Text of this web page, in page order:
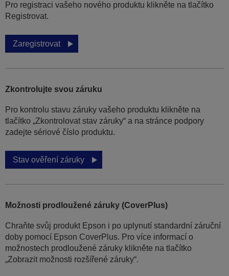
Pro registraci vašeho nového produktu klikněte na tlačítko
Registrovat.
Zaregistrovat
Zkontrolujte svou záruku
Pro kontrolu stavu záruky vašeho produktu klikněte na
tlačítko „Zkontrolovat stav záruky“ a na stránce podpory
zadejte sériové číslo produktu.
Stav ověření záruky
Možnosti prodloužené záruky (CoverPlus)
Chraňte svůj produkt Epson i po uplynutí standardní záruční
doby pomocí Epson CoverPlus. Pro více informací o
možnostech prodloužené záruky klikněte na tlačítko
„Zobrazit možnosti rozšířené záruky“.